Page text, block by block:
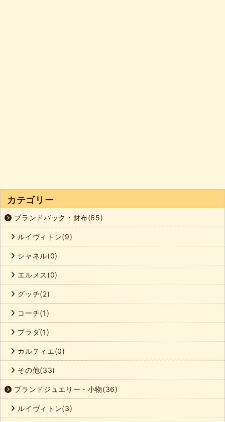
カテゴリー
ブランドバック・財布(65)
ルイヴィトン(9)
シャネル(0)
エルメス(0)
グッチ(2)
コーチ(1)
プラダ(1)
カルティエ(0)
その他(33)
ブランドジュエリー・小物(36)
ルイヴィトン(3)